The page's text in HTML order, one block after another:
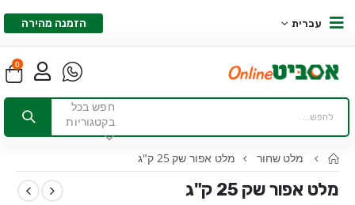
עברית הזמנה מהירה
0
חפש בכל
בקטגוריות
מלט שחור מלט אפור שק 25 ק"ג
מלט אפור שק 25 ק"ג